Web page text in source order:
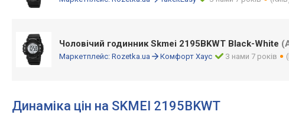
Чоловічий годинник Skmei 2195BKWT Black-White
Маркетплейс: Rozetka.ua Комфорт Хаус З нами 7 років
Динаміка цін на SKMEI 2195BKWT